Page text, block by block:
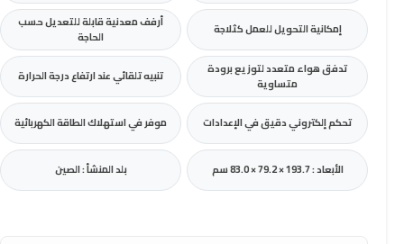
إمكانية التحويل للعمل كثلاجة
أرفف معدنية قابلة للتعديل حسب
الحاجة
تدفق هواء متعدد لتوزيع برودة
متساوية
تنبيه تلقائي عند ارتفاع درجة الحرارة
تحكم إلكتروني دقيق في الإعدادات موفر في استهلاك الطاقة الكهربائية
الأبعاد : 193.7 × 79.2 × 83.0 سم بلد المنشأ : الصين